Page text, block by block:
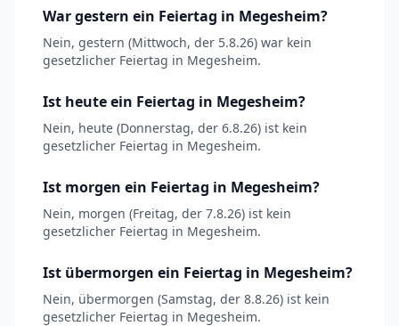
War gestern ein Feiertag in Megesheim?
Nein, gestern (Mittwoch, der 5.8.26) war kein
gesetzlicher Feiertag in Megesheim.
Ist heute ein Feiertag in Megesheim?
Nein, heute (Donnerstag, der 6.8.26) ist kein
gesetzlicher Feiertag in Megesheim.
Ist morgen ein Feiertag in Megesheim?
Nein, morgen (Freitag, der 7.8.26) ist kein
gesetzlicher Feiertag in Megesheim.
Ist übermorgen ein Feiertag in Megesheim?
Nein, übermorgen (Samstag, der 8.8.26) ist kein
gesetzlicher Feiertag in Megesheim.